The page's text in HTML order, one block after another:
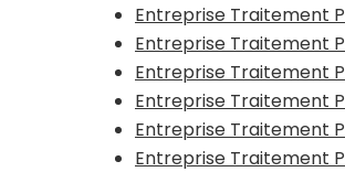
Entreprise Traitement
Entreprise Traitement
Entreprise Traitement
Entreprise Traitement
Entreprise Traitement
Entreprise Traitement